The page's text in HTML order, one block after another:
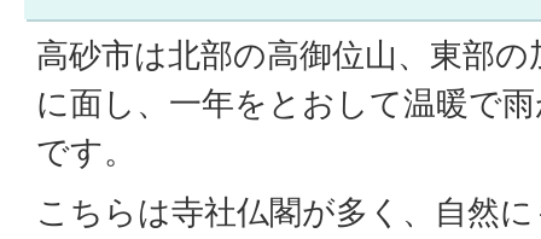
高砂市は北部の高御位山、東部
に面し、一年をとおして温暖で
です。
こちらは寺社仏閣が多く、自然